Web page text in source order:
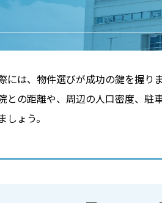
には、物件選びが成功の鍵を握り
との距離や、周辺の人口密度、
ょう。